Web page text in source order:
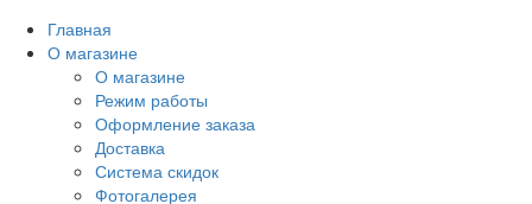
Главная
О магазине
О магазине
Режим работы
Оформление заказа
Доставка
Система скидок
Фотогалерея